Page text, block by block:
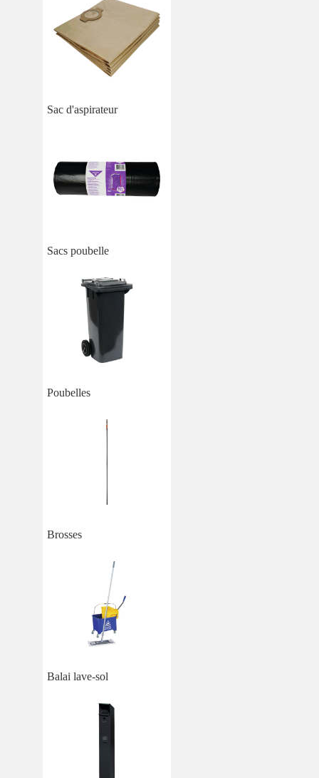
Sac d'aspirateur
Sacs poubelle
Poubelles
Brosses
Balai lave-sol